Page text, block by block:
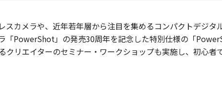
スカメラや、近年若年層から注目を集めるコンパクトデジタ
「PowerShot」の発売30周年を記念した特別仕様の「
クリエイターのセミナー・ワークショップも実施し、初心